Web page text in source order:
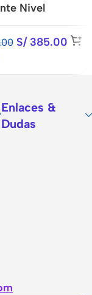
Nivel
S/385.00
Enlaces &
Dudas